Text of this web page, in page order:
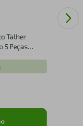
Talher
5 Peças